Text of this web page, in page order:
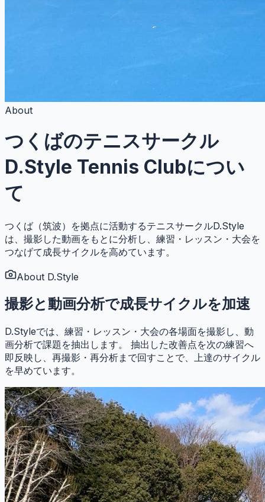
About
つくばのテニスサークル
D.Style Tennis Clubについ
て
つくば（筑波）を拠点に活動するテニスサークルD.Style
は、撮影した動画をもとに分析し、練習・レッスン・大会を
つなげて成長サイクルを高めています。
About D.Style
撮影と動画分析で成長サイクルを加速
D.Styleでは、練習・レッスン・大会の各場面を撮影し、動
画分析で課題を抽出します。 抽出した改善点を次の練習へ
即反映し、再撮影・再分析まで回すことで、上達のサイクル
を早めています。